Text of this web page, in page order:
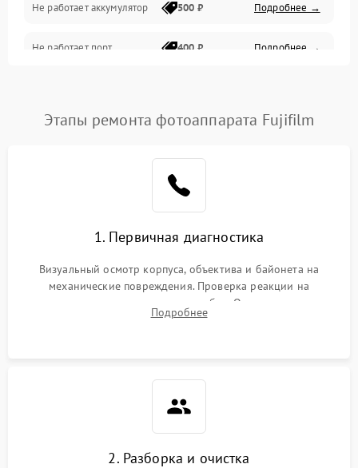
Программные сбои
Коммуникации и интерфейсы
Не работает аккумулятор 500 ₽ Подробнее →
Не работает порт 400 ₽ Подробнее →
Этапы ремонта фотоаппарата Fujifilm
1. Первичная диагностика
Визуальный осмотр корпуса, объектива и байонета на
механические повреждения. Проверка реакции на
включение, считывание кодов ошибок. Оценка состояния
матрицы и затвора, проверка работы автофокуса и вспышки.
Подробнее
2. Разборка и очистка